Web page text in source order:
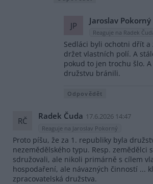
JP Jaroslav Pokorný
Reaguje na Radek
Sedláci byli ochotni dřít a
držet vlastních polí. A
pokud to jen trochu šlo.
družstvu bránili.
Odpovědět
RČ Radek Čuda 17.6.2026 14:47
Reaguje na Jaroslav Pokorný
Proto píšu, že za 1. republiky byla
nezemědělského typu. Resp. zemědělci
sdružovali, ale nikoli primárně s cílem
hospodaření, ale návazných činností ...
zpracovatelská družstva.